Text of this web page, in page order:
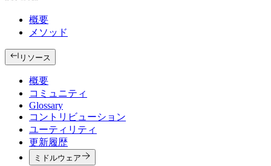
概要
メソッド
リソース
概要
コミュニティ
Glossary
コントリビューション
ユーティリティ
更新履歴
ミドルウェア